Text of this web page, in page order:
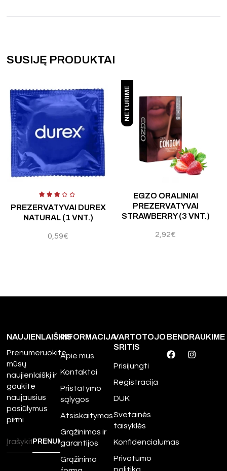
SUSIJĘ PRODUKTAI
PREZERVATYVAI DUREX
NATURAL (1 VNT.)
0,59€
NETURIME
EGZO ORALINIAI
PREZERVATYVAI
STRAWBERRY (3 VNT.)
2,92€
Įvertinimas:4.80
NAUJIENLAIŠKIS
Prenumeruokite
mūsų
naujienlaiškį ir
gaukite
naujausius
pasiūlymus
pirmi
INFORMACIJA
Apie mus
Kontaktai
Pristatymo
sąlygos
Atsiskaitymas
Grąžinimas ir
garantijos
Grąžinimo
VARTOTOJO
SRITIS
Prisijungti
Registracija
DUK
Svetainės
taisyklės
Konfidencialumas
Privatumo
BENDRAUKIME